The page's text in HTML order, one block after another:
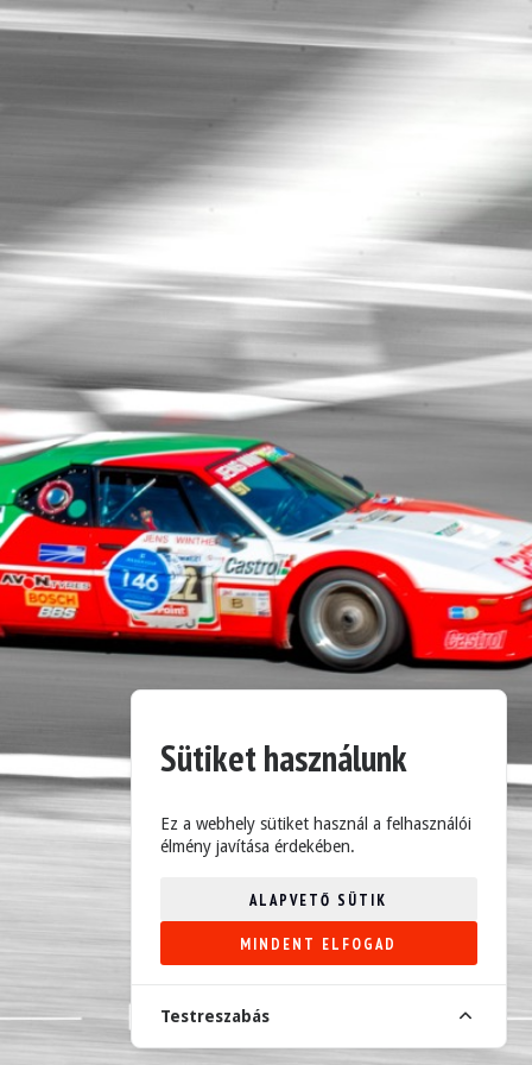
Sütiket használunk
Ez a webhely sütiket használ a felhasználói
élmény javítása érdekében.
ALAPVETŐ SÜTIK
MINDENT ELFOGAD
Testreszabás